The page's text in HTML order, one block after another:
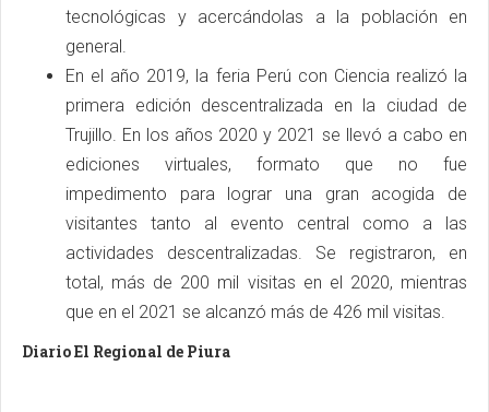
tecnológicas y acercándolas a la población en
general.
En el año 2019, la feria Perú con Ciencia realizó la
primera edición descentralizada en la ciudad de
Trujillo. En los años 2020 y 2021 se llevó a cabo en
ediciones virtuales, formato que no fue
impedimento para lograr una gran acogida de
visitantes tanto al evento central como a las
actividades descentralizadas. Se registraron, en
total, más de 200 mil visitas en el 2020, mientras
que en el 2021 se alcanzó más de 426 mil visitas.
Diario El Regional de Piura